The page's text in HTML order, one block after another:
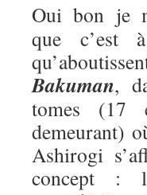
Oui bon je
que c’est
Bakuman,
tomes (17
demeurant)
Ashirogi
concept :